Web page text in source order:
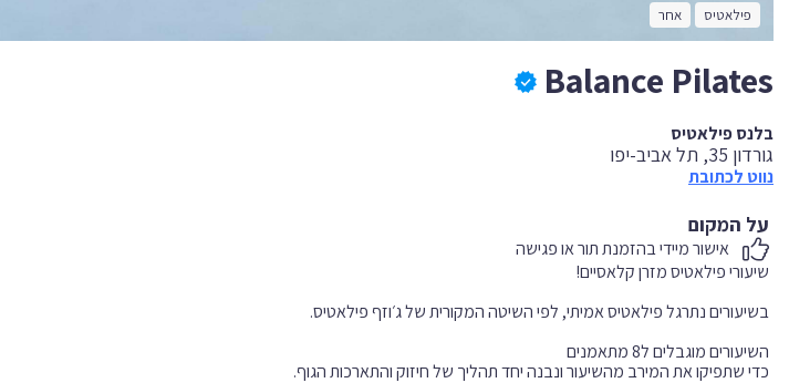
פילאטיס אחר
Balance Pilates
בלנס פילאטיס
גורדון 35, תל אביב-יפו
נווט לכתובת
על המקום
אישור מיידי בהזמנת תור או פגישה